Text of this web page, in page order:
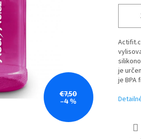
€7,50
–4 %
je
je BPA